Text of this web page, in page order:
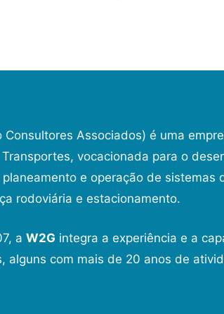
Consultores Associados) é uma
vocacionada para o
e operação de sistemas
rodoviária e estacionamento.
a W2G integra a experiência e a
alguns com mais de 20 anos de